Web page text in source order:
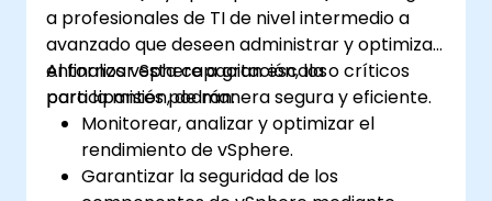
a profesionales de TI de nivel intermedio a
avanzado que deseen administrar y optimizar
entornos vSphere a gran escala o críticos
para la misión, de manera segura y eficiente.
Al finalizar esta capacitación, los
participantes podrán:
Monitorear, analizar y optimizar el
rendimiento de vSphere.
Garantizar la seguridad de los